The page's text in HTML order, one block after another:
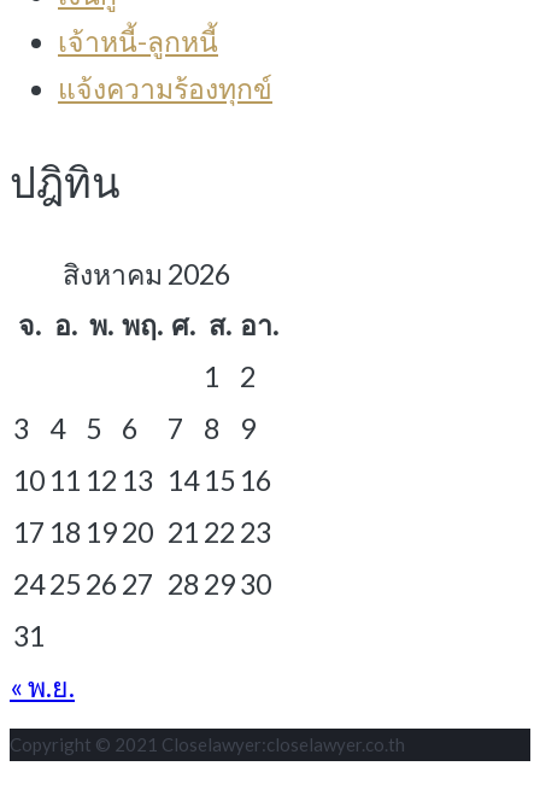
เจ้าหนี้-ลูกหนี้
แจ้งความร้องทุกข์
ปฎิทิน
สิงหาคม 2026
จ. อ. พ. พฤ. ศ. ส. อา.
1
2
3
4 5 6 7 8
9
10 11 12 13 14 15 16
17 18 1920 21 22 23
2425 26 27 28 2930
31
« พ.ย.
Copyright © 2021 Closelawyer:closelawyer.co.th